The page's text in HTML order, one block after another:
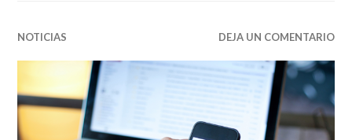
NOTICIAS DEJA UN COMENTARIO